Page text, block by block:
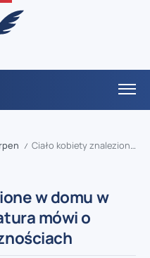
/ Ciało kobiety znalezione w domu w Brasschaat – prokuratura mówi o podejrzanych okolicznościach
w domu w
mówi o